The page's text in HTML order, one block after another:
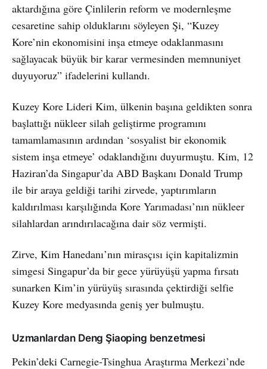
aktardığına göre Çinlilerin reform ve modernleşme
cesaretine sahip olduklarını söyleyen Şi, “Kuzey
Kore’nin ekonomisini inşa etmeye odaklanmasını
sağlayacak büyük bir karar vermesinden memnuniyet
duyuyoruz” ifadelerini kullandı.
Kuzey Kore Lideri Kim, ülkenin başına geldikten sonra
başlattığı nükleer silah geliştirme programını
tamamlamasının ardından ‘sosyalist bir ekonomik
sistem inşa etmeye’ odaklandığını duyurmuştu. Kim, 12
Haziran’da Singapur’da ABD Başkanı Donald Trump
ile bir araya geldiği tarihi zirvede, yaptırımların
kaldırılması karşılığında Kore Yarımadası’nın nükleer
silahlardan arındırılacağına dair söz vermişti.
Zirve, Kim Hanedanı’nın mirasçısı için kapitalizmin
simgesi Singapur’da bir gece yürüyüşü yapma fırsatı
sunarken Kim’in yürüyüş sırasında çektirdiği selfie
Kuzey Kore medyasında geniş yer bulmuştu.
Uzmanlardan Deng Şiaoping benzetmesi
Pekin’deki Carnegie-Tsinghua Araştırma Merkezi’nde